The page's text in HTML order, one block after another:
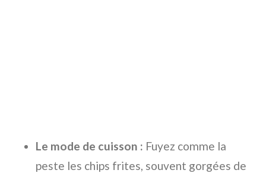
Le mode de cuisson : Fuyez comme la
peste les chips frites, souvent gorgées de